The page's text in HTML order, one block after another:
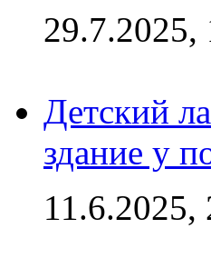
29.7.2025,
Детский
здание у
11.6.2025,